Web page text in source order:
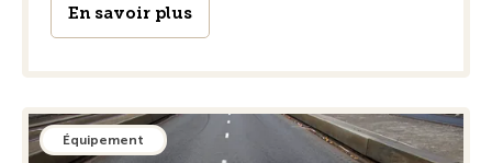
En savoir plus
Équipement